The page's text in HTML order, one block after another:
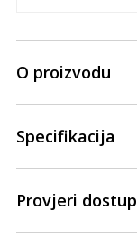
O proizvodu
Specifikacija
Provjeri